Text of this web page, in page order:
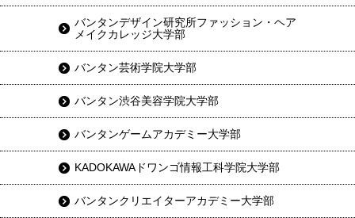
バンタンデザイン研究所ファッション・ヘア
メイクカレッジ大学部
バンタン芸術学院大学部
バンタン渋谷美容学院大学部
バンタンゲームアカデミー大学部
KADOKAWAドワンゴ情報工科学院大学部
バンタンクリエイターアカデミー大学部